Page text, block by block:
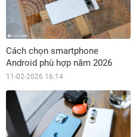
Cách chọn smartphone
Android phù hợp năm 2026
11-02-2026 16:14